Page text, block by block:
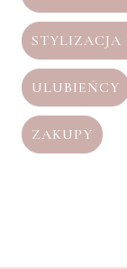
STYLIZACJA
ULUBIEŃCY
ZAKUPY